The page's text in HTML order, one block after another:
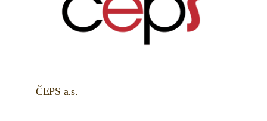
ČEPS a.s.